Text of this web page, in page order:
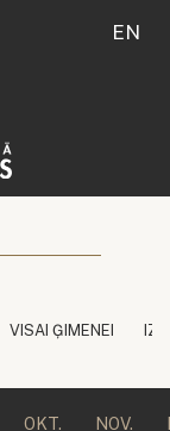
EN
VISAI ĢIMENEI
OKT. NOV.